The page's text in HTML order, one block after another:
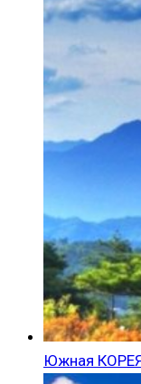
Южная